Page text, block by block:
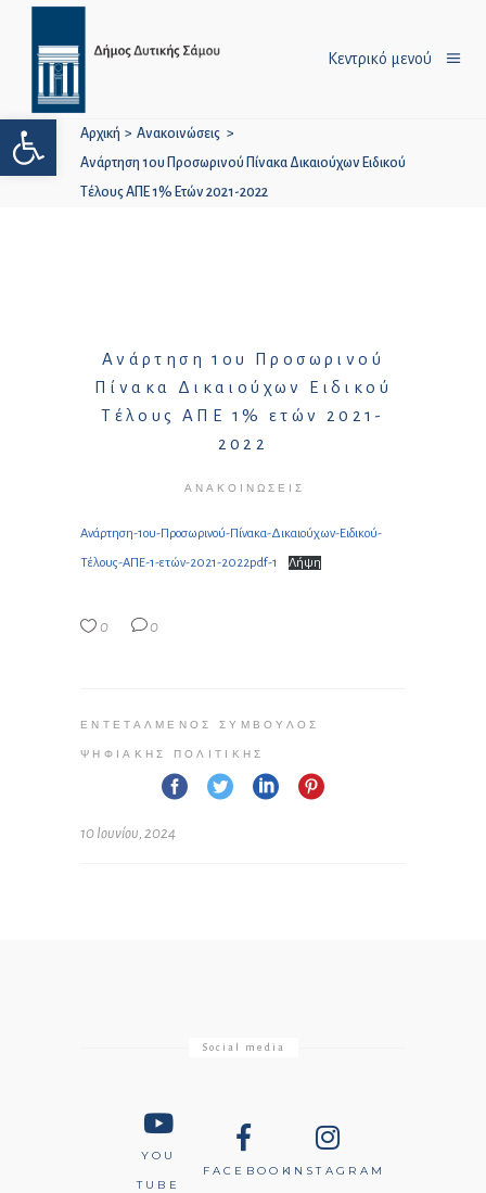
Ανοίξτε τη γραμμή εργαλείων
Κεντρικό μενού
Αρχική > Ανακοινώσεις >
Ανάρτηση 1ου Προσωρινού Πίνακα Δικαιούχων Ειδικού
Τέλους ΑΠΕ 1% Ετών 2021-2022
Ανάρτηση 1ου Προσωρινού
Πίνακα Δικαιούχων Ειδικού
Τέλους ΑΠΕ 1% ετών 2021-
2022
ΑΝΑΚΟΙΝΏΣΕΙΣ
Ανάρτηση-1ου-Προσωρινού-Πίνακα-Δικαιούχων-Ειδικού-
Τέλους-ΑΠΕ-1-ετών-2021-2022pdf-1 Λήψη
0 0
ΕΝΤΕΤΑΛΜΈΝΟΣ ΣΎΜΒΟΥΛΟΣ
ΨΗΦΙΑΚΉΣ ΠΟΛΙΤΙΚΉΣ
10 Ιουνίου, 2024
Social media
YOU
TUBE
FACEBOOKINSTAGRAM